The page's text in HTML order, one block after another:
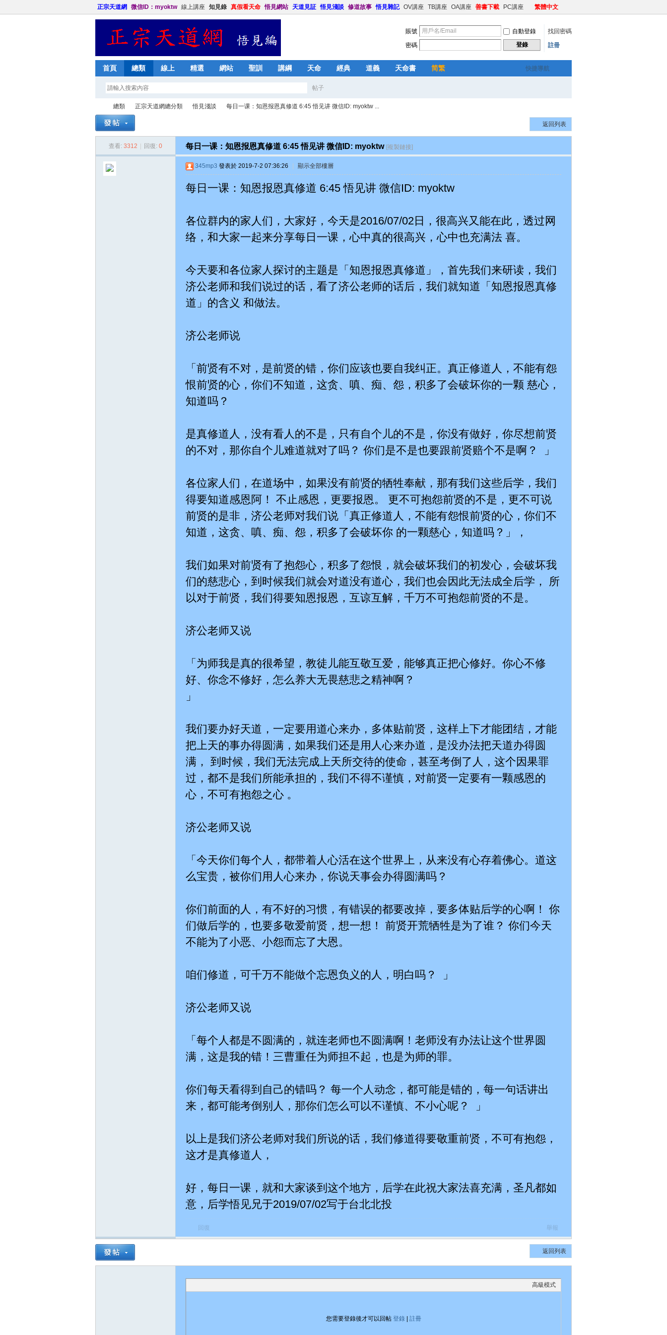
正宗天道網 微信ID：myoktw 線上講座 知見錄 真假看天命 悟見網站 天道見証 悟見淺談 修道故事 悟見雜記 OV講座 TB講座 OA講座 善書下載 PC講座 繁體中文
賬號 自動登錄
找回密碼
密碼
登錄 註冊
快捷導航
首頁 總類 線上 精選 網站 聖訓 講綱 天命 經典 道義 天命書 简繁
帖子
搜
索
總類
›
正宗天道網總分類 悟見淺談
›
每日一课：知恩报恩真修道 6:45 悟见讲 微信ID: myoktw ...
返回列表
查看: 3312 回復: 0 每日一课：知恩报恩真修道 6:45 悟见讲 微信ID: myoktw [複製鏈接]
345mp3 發表於 2019-7-2 07:36:26 顯示全部樓層
每日一课：知恩报恩真修道 6:45 悟见讲 微信ID: myoktw
各位群内的家人们，大家好，今天是2016/07/02日，很高兴又能在此，透过网
络，和大家一起来分享每日一课，心中真的很高兴，心中也充满法 喜。
今天要和各位家人探讨的主题是「知恩报恩真修道」，首先我们来研读，我们
济公老师和我们说过的话，看了济公老师的话后，我们就知道「知恩报恩真修
道」的含义 和做法。
济公老师说
「前贤有不对，是前贤的错，你们应该也要自我纠正。真正修道人，不能有怨
恨前贤的心，你们不知道，这贪、嗔、痴、怨，积多了会破坏你的一颗 慈心，
知道吗？
是真修道人，没有看人的不是，只有自个儿的不是，你没有做好，你尽想前贤
的不对，那你自个儿难道就对了吗？ 你们是不是也要跟前贤赔个不是啊？ 」
各位家人们，在道场中，如果没有前贤的牺牲奉献，那有我们这些后学，我们
得要知道感恩阿！ 不止感恩，更要报恩。 更不可抱怨前贤的不是，更不可说
前贤的是非，济公老师对我们说「真正修道人，不能有怨恨前贤的心，你们不
知道，这贪、嗔、痴、怨，积多了会破坏你 的一颗慈心，知道吗？」，
我们如果对前贤有了抱怨心，积多了怨恨，就会破坏我们的初发心，会破坏我
们的慈悲心，到时候我们就会对道没有道心，我们也会因此无法成全后学， 所
以对于前贤，我们得要知恩报恩，互谅互解，千万不可抱怨前贤的不是。
济公老师又说
「为师我是真的很希望，教徒儿能互敬互爱，能够真正把心修好。你心不修
好、你念不修好，怎么养大无畏慈悲之精神啊？
」
我们要办好天道，一定要用道心来办，多体贴前贤，这样上下才能团结，才能
把上天的事办得圆满，如果我们还是用人心来办道，是没办法把天道办得圆
满， 到时候，我们无法完成上天所交待的使命，甚至考倒了人，这个因果罪
过，都不是我们所能承担的，我们不得不谨慎，对前贤一定要有一颗感恩的
心，不可有抱怨之心 。
济公老师又说
「今天你们每个人，都带着人心活在这个世界上，从来没有心存着佛心。道这
么宝贵，被你们用人心来办，你说天事会办得圆满吗？
你们前面的人，有不好的习惯，有错误的都要改掉，要多体贴后学的心啊！ 你
们做后学的，也要多敬爱前贤，想一想！ 前贤开荒牺牲是为了谁？ 你们今天
不能为了小恶、小怨而忘了大恩。
咱们修道，可千万不能做个忘恩负义的人，明白吗？ 」
济公老师又说
「每个人都是不圆满的，就连老师也不圆满啊！老师没有办法让这个世界圆
满，这是我的错！三曹重任为师担不起，也是为师的罪。
你们每天看得到自己的错吗？ 每一个人动念，都可能是错的，每一句话讲出
来，都可能考倒别人，那你们怎么可以不谨慎、不小心呢？ 」
以上是我们济公老师对我们所说的话，我们修道得要敬重前贤，不可有抱怨，
这才是真修道人，
好，每日一课，就和大家谈到这个地方，后学在此祝大家法喜充满，圣凡都如
意，后学悟见兄于2019/07/02写于台北北投
回復 舉報
返回列表
高級模式
您需要登錄後才可以回帖 登錄| 註冊